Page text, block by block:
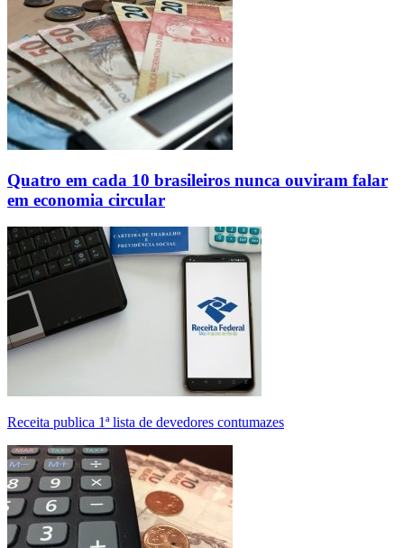
Quatro em cada 10 brasileiros nunca ouviram falar
em economia circular
Receita publica 1ª lista de devedores contumazes